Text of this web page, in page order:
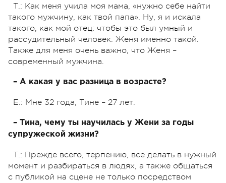
Т.: Как меня учила моя мама, «нужно себе найти
такого мужчину, как твой папа». Ну, я и искала
такого, как мой отец: чтобы это был умный и
рассудительный человек. Женя именно такой.
Также для меня очень важно, что Женя –
современный мужчина.
– А какая у вас разница в возрасте?
Е.: Мне 32 года, Тине – 27 лет.
– Тина, чему ты научилась у Жени за годы
супружеской жизни?
Т.: Прежде всего, терпению, все делать в нужный
момент и разбираться в людях, а также общаться
с публикой на сцене не только посредством